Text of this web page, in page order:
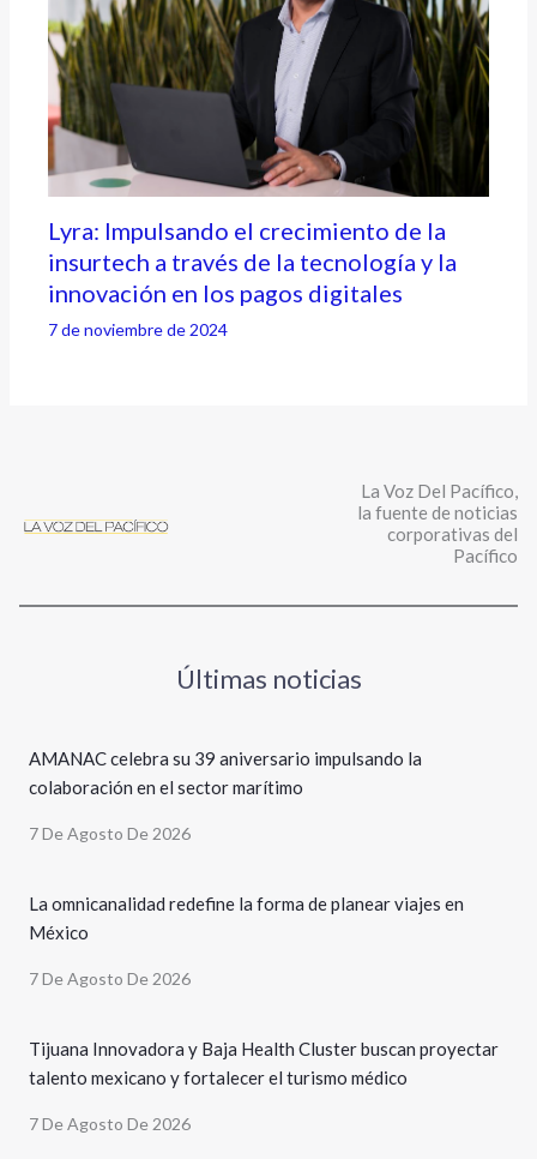
Lyra: Impulsando el crecimiento de la
insurtech a través de la tecnología y la
innovación en los pagos digitales
7 de noviembre de 2024
La Voz Del Pacífico,
la fuente de noticias
corporativas del
Pacífico
Últimas noticias
AMANAC celebra su 39 aniversario impulsando la
colaboración en el sector marítimo
7 De Agosto De 2026
La omnicanalidad redefine la forma de planear viajes en
México
7 De Agosto De 2026
Tijuana Innovadora y Baja Health Cluster buscan proyectar
talento mexicano y fortalecer el turismo médico
7 De Agosto De 2026